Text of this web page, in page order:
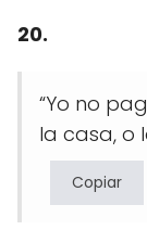
20.
“Yo no
la casa, o
Copiar